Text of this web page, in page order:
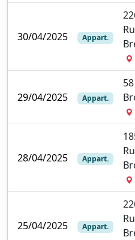
30/04/2025 Appart.
29/04/2025 Appart.
28/04/2025 Appart.
25/04/2025 Appart.